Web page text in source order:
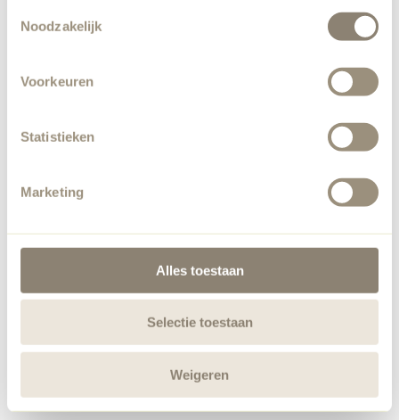
Noodzakelijk
Voorkeuren
Statistieken
Marketing
Alles toestaan
Selectie toestaan
Weigeren
-side exception has occurred while
loadingapplebee.nl
for more